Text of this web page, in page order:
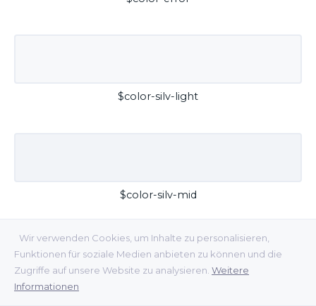
Wir verwenden Cookies, um Inhalte zu personalisieren,
Funktionen für soziale Medien anbieten zu können und die
Zugriffe auf unsere Website zu analysieren. Weitere
Informationen
$color-silv-light
$color-silv-mid